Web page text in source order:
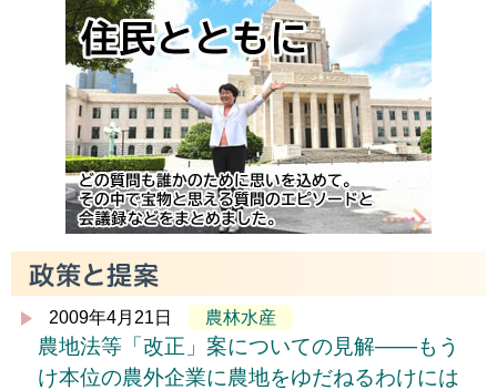
2009年4月21日 農林水産
農地法等「改正」案についての見解――もう
け本位の農外企業に農地をゆだねるわけには